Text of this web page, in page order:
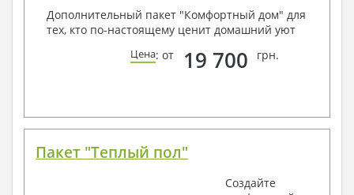
Дополнительный пакет "Комфортный дом" для
тех, кто по-настоящему ценит домашний уют
Цена: от 19 700 грн.
Пакет "Теплый пол"
Создайте